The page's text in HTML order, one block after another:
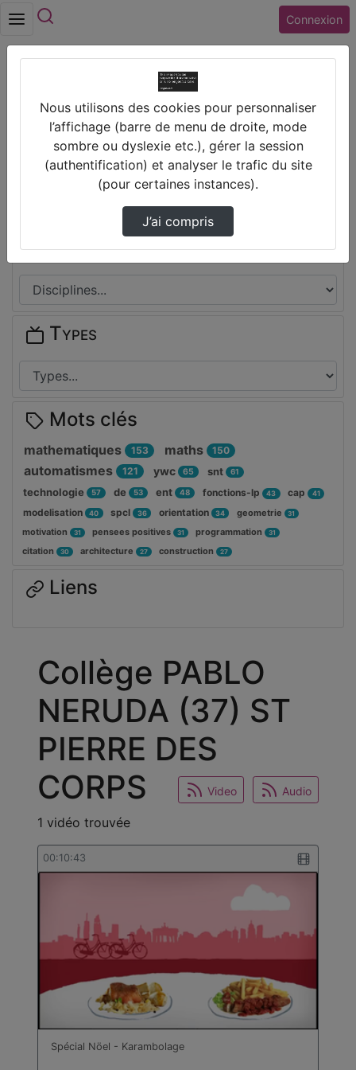
Connexion
Collège PABLO NERUDA (37) ST PIERRE DES
CORPS
Collège PABLO
NERUDA (37) ST
PIERRE DES
CORPS
Video Audio
1 vidéo trouvée
00:10:43
Spécial Nöel - Karambolage
Thèmes de Collège PABLO NERUDA
Disciplines
Types
Mots clés
mathematiques 153 maths 150
automatismes 121 ywc 65 snt 61
technologie 57 de 53 ent 48 fonctions-lp 43 cap 41
modelisation 40 spcl 36 orientation 34 geometrie 31
motivation 31 pensees positives 31 programmation 31
citation 30 architecture 27 construction 27
Liens
Nous utilisons des cookies pour personnaliser
l’affichage (barre de menu de droite, mode
sombre ou dyslexie etc.), gérer la session
(authentification) et analyser le trafic du site
(pour certaines instances).
J’ai compris